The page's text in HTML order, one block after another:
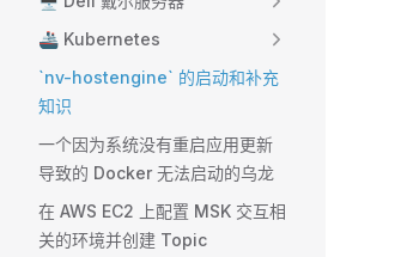
🚢 Kubernetes
`nv-hostengine` 的启动和补充
知识
一个因为系统没有重启应用更新
导致的 Docker 无法启动的乌龙
在 AWS EC2 上配置 MSK 交互相
关的环境并创建 Topic